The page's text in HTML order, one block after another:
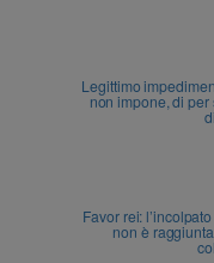
Legittimo
non impone, di per
Favor rei:
non è